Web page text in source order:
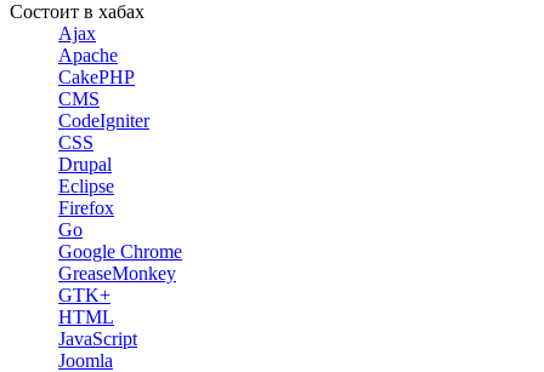
Состоит в хабах
Ajax
Apache
CakePHP
CMS
CodeIgniter
CSS
Drupal
Eclipse
Firefox
Go
Google Chrome
GreaseMonkey
GTK+
HTML
JavaScript
Joomla